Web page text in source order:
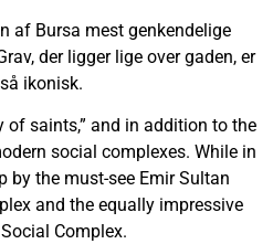
af Bursa mest genkendelige
der ligger lige over gaden, er
ikonisk.
of saints,” and in addition to the
social complexes. While in
by the must-see Emir Sultan
and the equally impressive
Complex.